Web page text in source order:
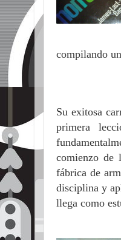
compilando
Su exitosa
primera
comienzo de
fábrica de
disciplina y
llega como